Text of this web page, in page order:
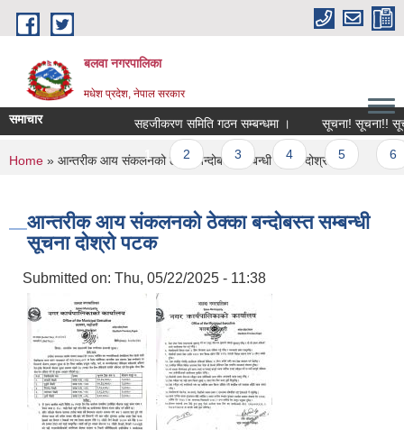
Skip to main content
बलवा नगरपालिका
मधेश प्रदेश, नेपाल सरकार
समाचार सहजीकरण समिति गठन सम्बन्धमा । सूचना! सूचना!!
Pages
1 2 3 4 5
You are here
Home » आन्तरीक आय संकलनको ठेक्का बन्दोबस्त सम्बन्धी सूचना दोश्रो पटक
आन्तरीक आय संकलनको ठेक्का बन्दोबस्त सम्बन्धी
सूचना दोश्रो पटक
Submitted on: Thu, 05/22/2025 - 11:38